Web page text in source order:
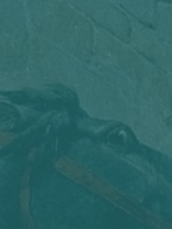
des
der
e.V.“,
sehr
die